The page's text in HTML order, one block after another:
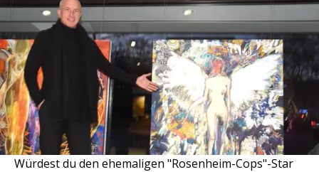
Würdest du den ehemaligen "Rosenheim-Cops"-Star